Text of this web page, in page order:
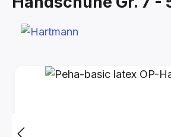
Bildergalerie überspringen